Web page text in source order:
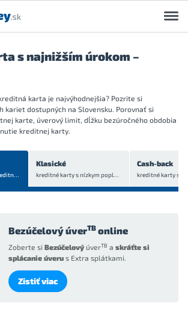
s najnižším úrokom –
karta je najvýhodnejšia? Pozrite si
kariet dostupných na Slovensku. Porovnať si
karte, úverový limit, dĺžku bezúročného obdobia
kreditnej karty.
kariet
Klasické
kreditné karty s nízkym poplatkom
Cash-back
Bezúčelový úverTB online
Zoberte si Bezúčelový úverTB a skráťte si
splácanie úveru s Extra splátkami.
Zistiť viac